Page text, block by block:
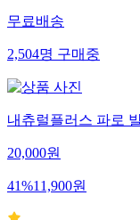
무료배송
2,504명구매중
내츄럴플러스 파로
20,000원
41%11,900원